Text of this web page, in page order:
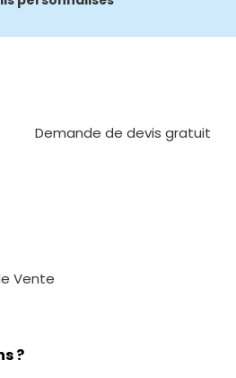
Demande de devis gratuit
Vente
?